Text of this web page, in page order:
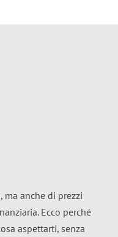
, ma anche di prezzi
Ecco perché
aspettarti, senza